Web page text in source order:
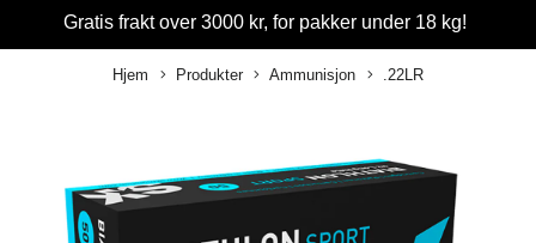
Gratis frakt over 3000 kr, for pakker under 18 kg!
Hjem Produkter Ammunisjon .22LR